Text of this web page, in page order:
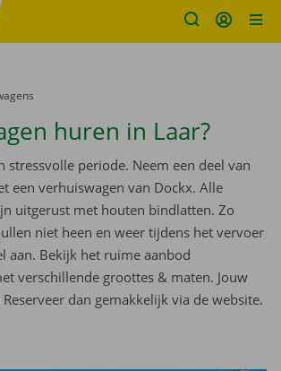
huren in Laar?
stressvolle periode. Neem een deel van
een verhuiswagen van Dockx. Alle
uitgerust met houten bindlatten. Zo
niet heen en weer tijdens het vervoer
aan. Bekijk het ruime aanbod
verschillende groottes & maten. Jouw
Reserveer dan gemakkelijk via de website.